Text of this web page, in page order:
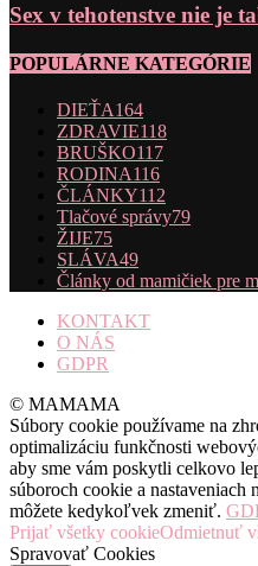
Sex v tehotenstve nie je
POPULÁRNE KATEGÓRIE
DIEŤA164
ZDRAVIE118
BRUŠKO117
RODINA116
ČLÁNKY112
Tlačové správy79
ŽIJE75
SLÁVA49
Články od mamičiek pre
KONTAKT
O NÁS
GDPR
© MAMAMA
Súbory cookie používame na
optimalizáciu funkčnosti
aby sme vám poskytli celkovo
súboroch cookie a nastaveniach
môžete kedykoľvek zmeniť.
Prijať všetky cookieOdmietnuť
Spravovať Cookies